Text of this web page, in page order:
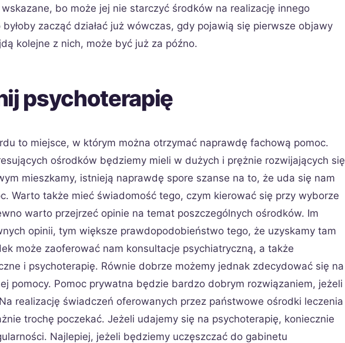
bo może jej nie starczyć środków na realizację innego
zacząć działać już wówczas, gdy pojawią się pierwsze objawy
kolejne z nich, może być już za późno.
psychoterapię
to miejsce, w którym można otrzymać naprawdę fachową pomoc.
ośrodków będziemy mieli w dużych i prężnie rozwijających się
mieszkamy, istnieją naprawdę spore szanse na to, że uda się nam
Warto także mieć świadomość tego, czym kierować się przy wyborze
warto przejrzeć opinie na temat poszczególnych ośrodków. Im
opinii, tym większe prawdopodobieństwo tego, że uzyskamy tam
może zaoferować nam konsultacje psychiatryczną, a także
i psychoterapię. Równie dobrze możemy jednak zdecydować się na
pomocy. Pomoc prywatna będzie bardzo dobrym rozwiązaniem, jeżeli
realizację świadczeń oferowanych przez państwowe ośrodki leczenia
trochę poczekać. Jeżeli udajemy się na psychoterapię, koniecznie
Najlepiej, jeżeli będziemy uczęszczać do gabinetu